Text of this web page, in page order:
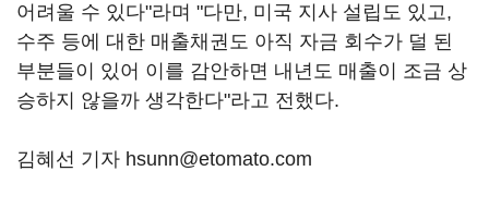
어려울 수 있다"라며 "다만, 미국 지사 설립도 있고,
수주 등에 대한 매출채권도 아직 자금 회수가 덜 된
부분들이 있어 이를 감안하면 내년도 매출이 조금 상
승하지 않을까 생각한다"라고 전했다.
김혜선 기자 hsunn@etomato.com